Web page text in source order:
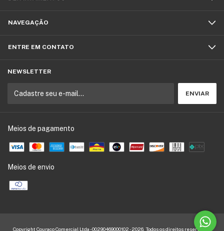
NAVEGAÇÃO
ENTRE EM CONTATO
NEWSLETTER
Meios de pagamento
Meios de envio
Copyright Couraco Comercial Ltda - 00290469000102 - 2026. Todos os direitos reservados.